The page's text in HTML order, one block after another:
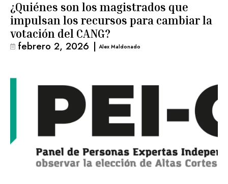
¿Quiénes son los magistrados que
impulsan los recursos para cambiar la
votación del CANG?
febrero 2, 2026 | Alex Maldonado